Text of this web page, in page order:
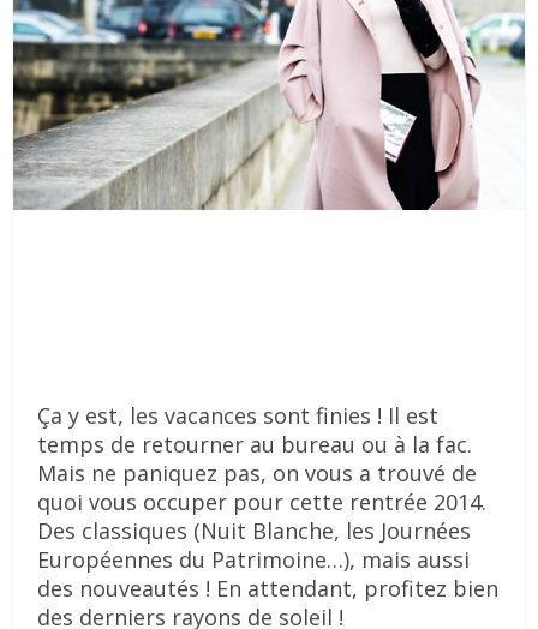
Ça y est, les vacances sont finies ! Il est
temps de retourner au bureau ou à la fac.
Mais ne paniquez pas, on vous a trouvé de
quoi vous occuper pour cette rentrée 2014.
Des classiques (Nuit Blanche, les Journées
Européennes du Patrimoine…), mais aussi
des nouveautés ! En attendant, profitez bien
des derniers rayons de soleil !